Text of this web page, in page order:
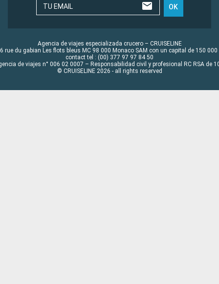
TU EMAIL OK
Agencia de viajes especializada crucero – CRUISELINE
rue du gabian Les flots bleus MC 98 000 Monaco SAM con un capital de 150 000
contact tel : (00) 377 97 97 84 50
de viajes n° 006 02 0007 – Responsabilidad civil y profesional RC RSA de
© CRUISELINE 2026 - all rights reserved